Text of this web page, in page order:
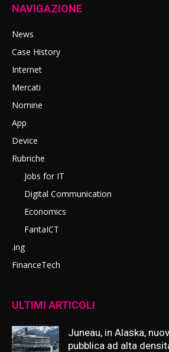
NAVIGAZIONE
News
Case History
Internet
Mercati
Nomine
App
Device
Rubriche
Jobs for IT
Digital Communication
Economics
FantaICT
.ing
FinanceTech
ULTIMI ARTICOLI
Juneau, in Alaska,
pubblica ad alta